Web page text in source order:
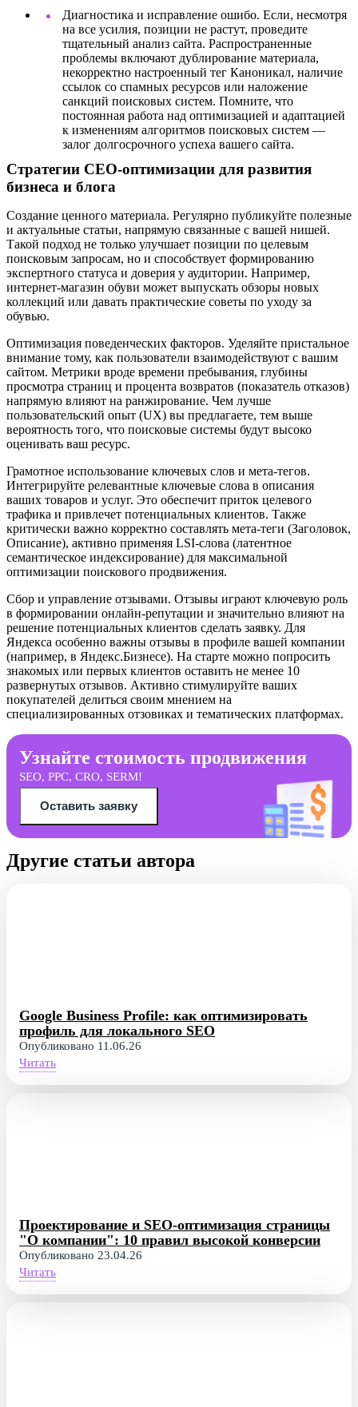
Диагностика и исправление ошибо. Если, несмотря
на все усилия, позиции не растут, проведите
тщательный анализ сайта. Распространенные
проблемы включают дублирование материала,
некорректно настроенный тег Каноникал, наличие
ссылок со спамных ресурсов или наложение
санкций поисковых систем. Помните, что
постоянная работа над оптимизацией и адаптацией
к изменениям алгоритмов поисковых систем —
залог долгосрочного успеха вашего сайта.
Стратегии СЕО-оптимизации для развития
бизнеса и блога
Создание ценного материала. Регулярно публикуйте полезные
и актуальные статьи, напрямую связанные с вашей нишей.
Такой подход не только улучшает позиции по целевым
поисковым запросам, но и способствует формированию
экспертного статуса и доверия у аудитории. Например,
интернет-магазин обуви может выпускать обзоры новых
коллекций или давать практические советы по уходу за
обувью.
Оптимизация поведенческих факторов. Уделяйте пристальное
внимание тому, как пользователи взаимодействуют с вашим
сайтом. Метрики вроде времени пребывания, глубины
просмотра страниц и процента возвратов (показатель отказов)
напрямую влияют на ранжирование. Чем лучше
пользовательский опыт (UX) вы предлагаете, тем выше
вероятность того, что поисковые системы будут высоко
оценивать ваш ресурс.
Грамотное использование ключевых слов и мета-тегов.
Интегрируйте релевантные ключевые слова в описания
ваших товаров и услуг. Это обеспечит приток целевого
трафика и привлечет потенциальных клиентов. Также
критически важно корректно составлять мета-теги (Заголовок,
Описание), активно применяя LSI-слова (латентное
семантическое индексирование) для максимальной
оптимизации поискового продвижения.
Сбор и управление отзывами. Отзывы играют ключевую роль
в формировании онлайн-репутации и значительно влияют на
решение потенциальных клиентов сделать заявку. Для
Яндекса особенно важны отзывы в профиле вашей компании
(например, в Яндекс.Бизнесе). На старте можно попросить
знакомых или первых клиентов оставить не менее 10
развернутых отзывов. Активно стимулируйте ваших
покупателей делиться своим мнением на
специализированных отзовиках и тематических платформах.
Узнайте стоимость продвижения
SEO, PPC, CRO, SERM!
Оставить заявку
Другие статьи автора
Google Business Profile: как оптимизировать
профиль для локального SEO
Опубликовано 11.06.26
Читать
Проектирование и SEO-оптимизация страницы
"О компании": 10 правил высокой конверсии
Опубликовано 23.04.26
Читать